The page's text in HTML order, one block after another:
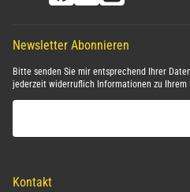
Newsletter Abonnieren
Bitte senden Sie mir entsprechend Ihrer
jederzeit widerruflich Informationen zu Ihrem
Kontakt